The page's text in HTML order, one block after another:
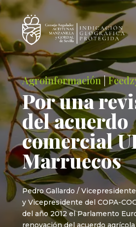
Agroinformación|
Por una
del acuerdo
comercial
Marruecos
Pedro Gallardo /
y Vicepresidente del COPA-
del año 2012 el Parlamento
renovación del acuerdo